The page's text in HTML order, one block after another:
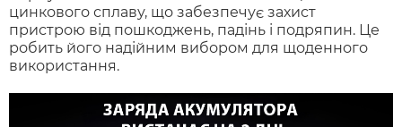
цинкового сплаву, що забезпечує захист
пристрою від пошкоджень, падінь і подряпин. Це
робить його надійним вибором для щоденного
використання.